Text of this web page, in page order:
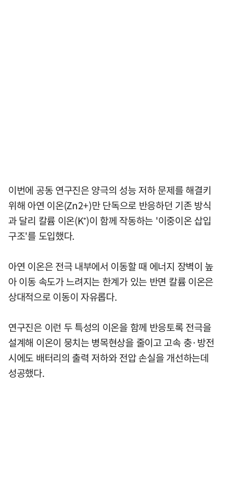
이번에 공동 연구진은 양극의 성능 저하 문제를 해결키
위해 아연 이온(Zn2+)만 단독으로 반응하던 기존 방식
과 달리 칼륨 이온(K⁺)이 함께 작동하는 '이중이온 삽입
구조'를 도입했다.
아연 이온은 전극 내부에서 이동할 때 에너지 장벽이 높
아 이동 속도가 느려지는 한계가 있는 반면 칼륨 이온은
상대적으로 이동이 자유롭다.
연구진은 이런 두 특성의 이온을 함께 반응토록 전극을
설계해 이온이 뭉치는 병목현상을 줄이고 고속 충·방전
시에도 배터리의 출력 저하와 전압 손실을 개선하는데
성공했다.